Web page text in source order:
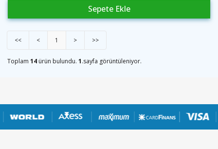
Sepete Ekle
<< < 1 > >>
Toplam 14 ürün bulundu. 1.sayfa görüntüleniyor.